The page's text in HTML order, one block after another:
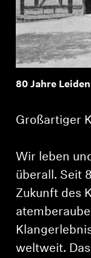
80 Jahre
Großartiger
Wir leben
überall. Seit
Zukunft des
weltweit.